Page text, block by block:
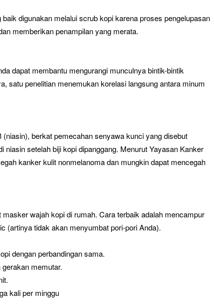
digunakan melalui scrub kopi karena proses pengelupasan
memberikan penampilan yang merata.
dapat membantu mengurangi munculnya bintik-bintik
satu penelitian menemukan korelasi langsung antara minum
berkat pemecahan senyawa kunci yang disebut
niasin setelah biji kopi dipanggang. Menurut Yayasan Kanker
kanker kulit nonmelanoma dan mungkin dapat mencegah
wajah kopi di rumah. Cara terbaik adalah mencampur
(artinya tidak akan menyumbat pori-pori Anda).
dengan perbandingan sama.
memutar.
kali per minggu